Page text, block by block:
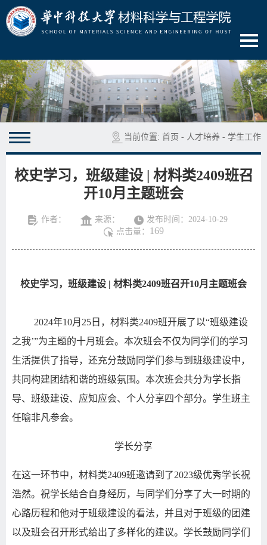
当前位置: 首页 - 人才培养 - 学生工作
校史学习，班级建设 | 材料类2409班召
开10月主题班会
作者： 来源：
发布时间：2024-10-29
点击量：
169
校史学习，班级建设 | 材料类2409班召开10月主题班会
2024年10月 25 日，材料类2409班开展了以“班级建设
之我’”为主题的十月班会。本次班会不仅为同学们的学习
生活提供了指导，还充分鼓励同学们参与到班级建设中，
共同构建团结和谐的班级氛围。本次班会共分为学长指
导、班级建设、应知应会、个人分享四个部分。学生班主
任喻非凡参会。
学长分享
在这一环节中，材料类2409班邀请到了2023级优秀学长祝
浩然。祝学长结合自身经历，与同学们分享了大一时期的
心路历程和他对于班级建设的看法，并且对于班级的团建
以及班会召开形式给出了多样化的建议。学长鼓励同学们